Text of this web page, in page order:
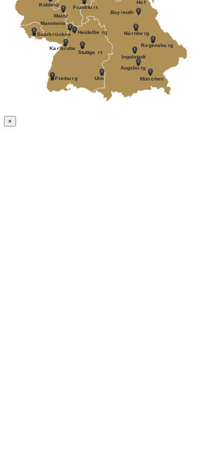
Ulm Mün chen
Nürnbe rg
Augsbu rg
Ingolstadt
Regensbu rg
Stuttga rt
Freibu rg
Karlsruhe
Mannheim
Mainz
Koblenz Frankfu rt
Heidelbe rg
Saarb rücken
Bayreuth
Ho f
×